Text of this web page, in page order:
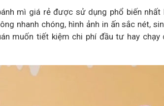
mì giá rẻ được sử dụng phổ biến nhất
nhanh chóng, hình ảnh in ấn sắc nét,
muốn tiết kiệm chi phí đầu tư hay chạy